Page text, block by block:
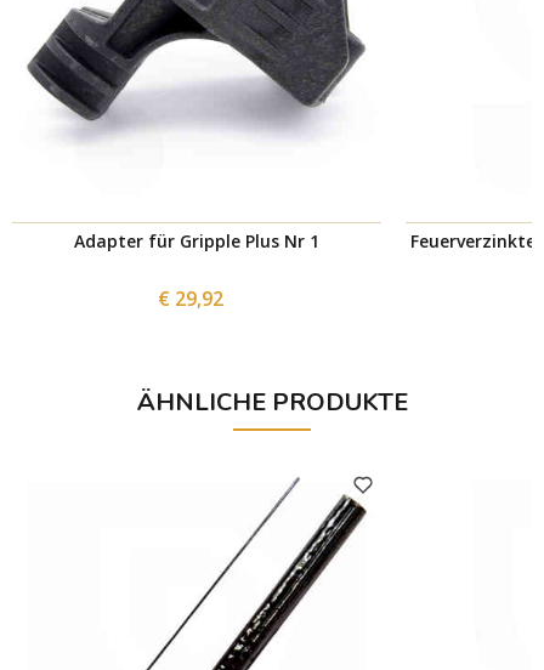
Adapter für Gripple Plus Nr 1
€ 29,92
ÄHNLICHE PRODUKTE